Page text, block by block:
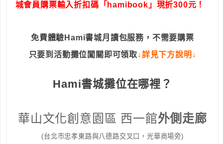
城會員購票輸入折扣碼「hamibook」現折300元！
免費體驗Hami書城月讀包服務，不需要購票
只要到活動攤位闖關即可領取↓詳見下方說明↓
Hami書城攤位在哪裡？
華山文化創意園區 西一館外側走廊
(台北市忠孝東路與八德路交叉口，光華商場旁)